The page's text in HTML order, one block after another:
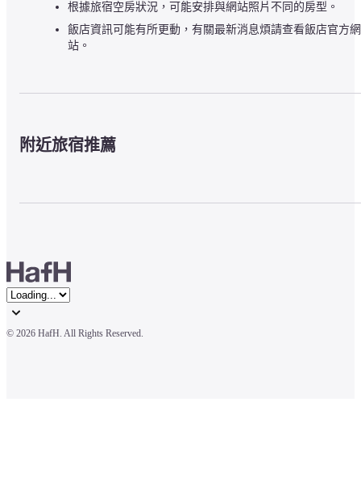
根據旅宿空房狀況，可能安排與網站照片不同的房型。
飯店資訊可能有所更動，有關最新消息煩請查看飯店官方網
站。
附近旅宿推薦
© 2026 HafH. All Rights Reserved.